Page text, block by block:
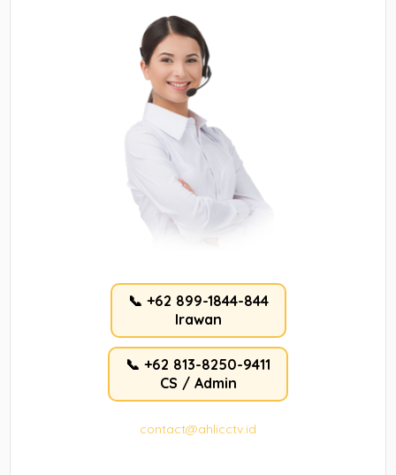
📞 +62 899-1844-844
Irawan
📞 +62 813-8250-9411
CS / Admin
contact@ahlicctv.id